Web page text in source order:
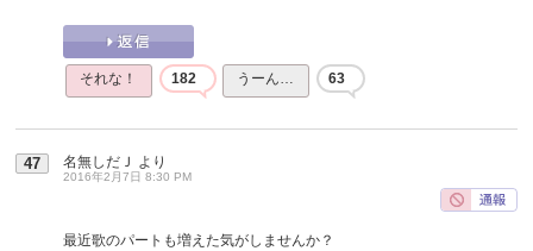
それな！ 182 うーん… 63
47 名無しだＪ より
2016年2月7日 8:30 PM
最近歌のパートも増えた気がしませんか？